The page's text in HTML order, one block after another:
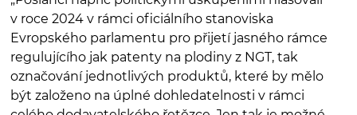
v roce 2024 v rámci oficiálního stanoviska
Evropského parlamentu pro přijetí jasného rámce
regulujícího jak patenty na plodiny z NGT, tak
označování jednotlivých produktů, které by mělo
být založeno na úplné dohledatelnosti v rámci